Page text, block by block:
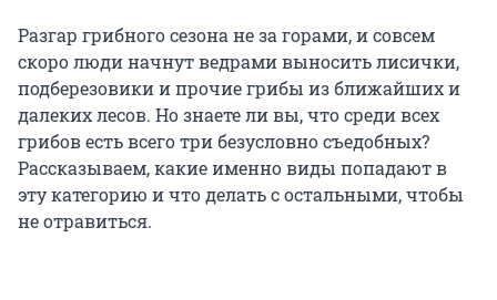
Разгар грибного сезона не за горами, и совсем
скоро люди начнут ведрами выносить лисички,
подберезовики и прочие грибы из ближайших и
далеких лесов. Но знаете ли вы, что среди всех
грибов есть всего три безусловно съедобных?
Рассказываем, какие именно виды попадают в
эту категорию и что делать с остальными, чтобы
не отравиться.